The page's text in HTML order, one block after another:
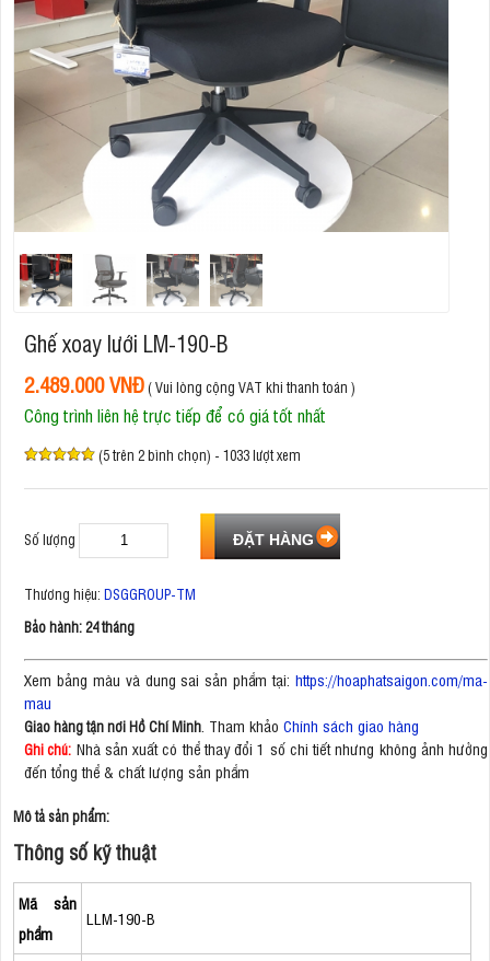
Ghế xoay lưới LM-190-B
2.489.000 VNĐ( Vui lòng cộng VAT khi thanh toán )
Công trình liên hệ trực tiếp để có giá tốt nhất
(5 trên 2 bình chọn) - 1033 lượt xem
Số lượng
Thương hiệu: DSGGROUP-TM
Bảo hành: 24 tháng
Xem bảng màu và dung sai sản phẩm tại: https://hoaphatsaigon.com/ma-
mau
Giao hàng tận nơi Hồ Chí Minh . Tham khảo Chính sách giao hàng
Ghi chú: Nhà sản xuất có thể thay đổi 1 số chi tiết nhưng không ảnh hưởng
đến tổng thể & chất lượng sản phẩm
Mô tả sản phẩm:
Thông số kỹ thuật
Mã sản
phẩm
LLM-190-B